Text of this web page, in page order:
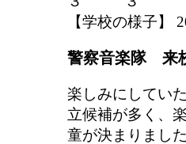
【学校の様子】
警察音楽隊
楽しみにしてい
立候補が多く、
童が決まりまし